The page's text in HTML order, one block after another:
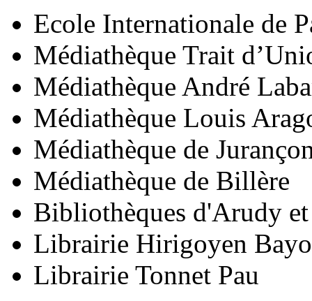
Ecole Internationale de
Médiathèque Trait
Médiathèque André
Médiathèque Louis
Médiathèque de
Médiathèque de Billère
Bibliothèques d'Arudy
Librairie Hirigoyen
Librairie Tonnet Pau